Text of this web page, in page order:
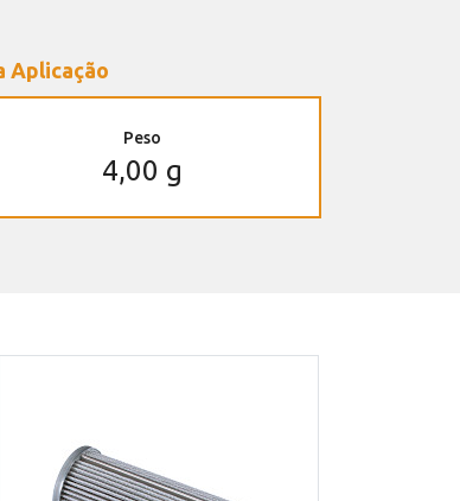
Aplicação
Peso
4,00 g